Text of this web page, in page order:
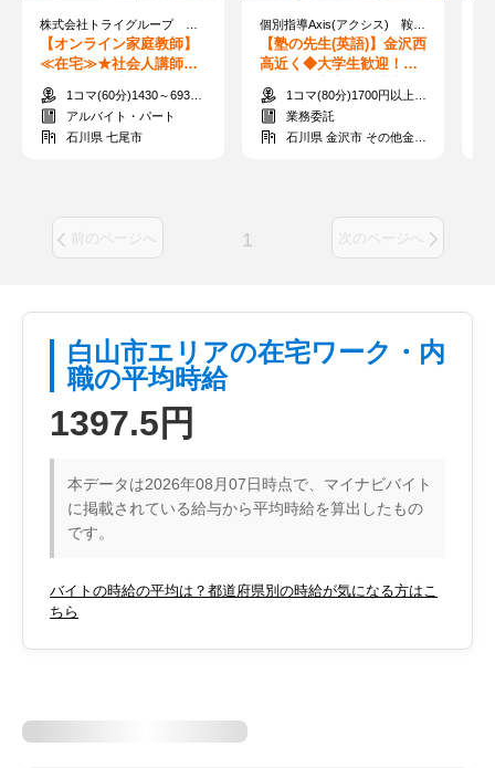
【オンライン家庭教師】
≪在宅≫★社会人講師募
集★すきま時間に60分か
ら指導可能◎
1コマ(60分)1430～6930円
アルバイト・パート
石川県 七尾市
【塾の先生(英語)】金沢西
高近く◆大学生歓迎！未
経験でも安心＝保護者面
談なし1コマ(80分)1700円以上＋交通費
業務委託
石川県 金沢市 その他金沢市
前のページへ 1 次のページへ
白山市エリアの在宅ワーク・内
職の平均時給
1397.5円
本データは2026年08月07日時点で、マイナビバイト
に掲載されている給与から平均時給を算出したもの
です。
バイトの時給の平均は？都道府県別の時給が気になる方はこ
ちら